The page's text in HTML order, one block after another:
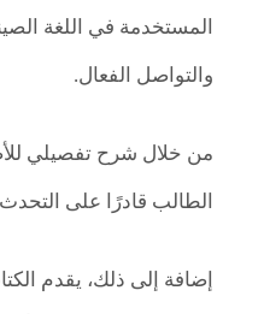
المستخدمة في اللغة
والتواصل الفعال.
من خلال شرح تفصيلي
الطالب قادرًا على
إضافة إلى ذلك، يقدم